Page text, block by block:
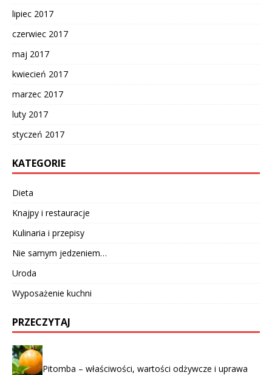
lipiec 2017
czerwiec 2017
maj 2017
kwiecień 2017
marzec 2017
luty 2017
styczeń 2017
KATEGORIE
Dieta
Knajpy i restauracje
Kulinaria i przepisy
Nie samym jedzeniem…
Uroda
Wyposażenie kuchni
PRZECZYTAJ
Pitomba – właściwości, wartości odżywcze i uprawa